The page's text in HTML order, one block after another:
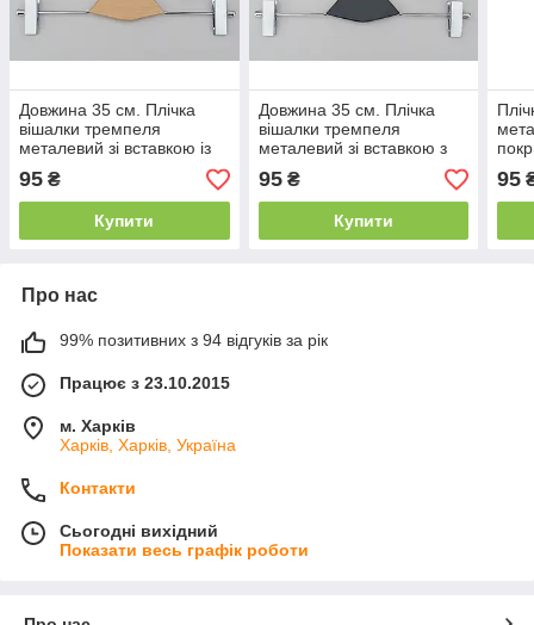
Довжина 35 см. Плічка
вішалки тремпеля
металевий зі вставкою із
світлого дерева, для
штанів і спідниць
95 ₴
Купити
Довжина 35 см. Плічка
вішалки тремпеля
металевий зі вставкою з
дерева чорного кольору,
для штанів і спідниць
95₴
Купити
43
95
Про нас
99% позитивних з 94 відгуків за рік
Працює з 23.10.2015
м. Харків
Харків, Харків, Україна
Контакти
Сьогодні вихідний
Показати весь графік роботи